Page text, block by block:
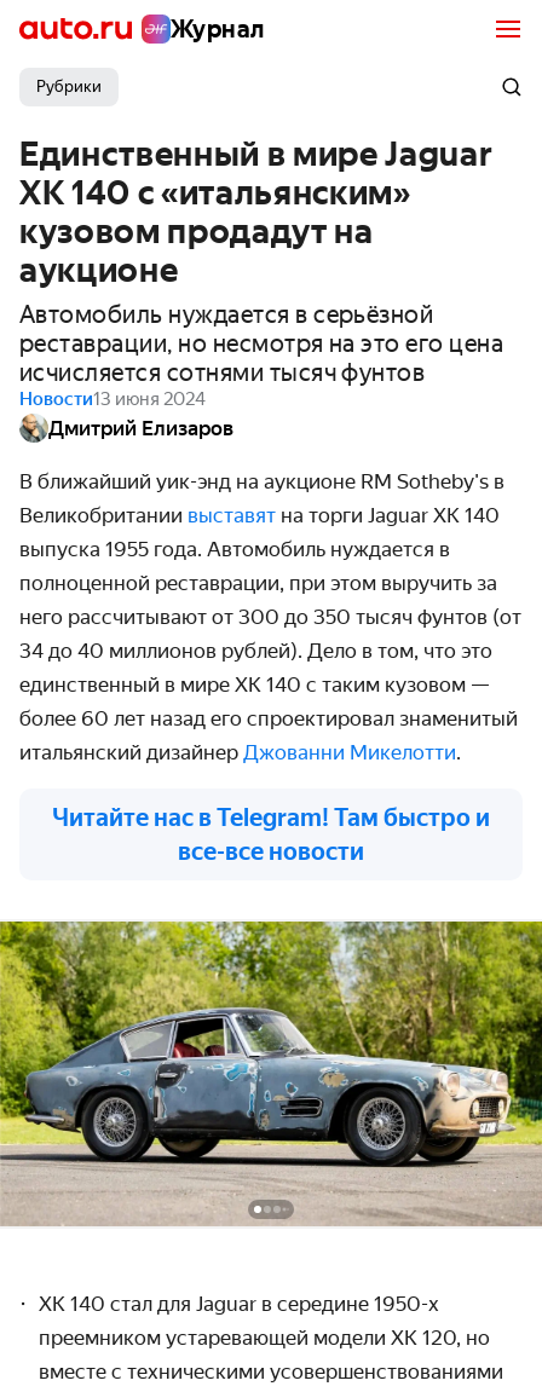
Журнал
Рубрики
Единственный в мире Jaguar
XK 140 с «итальянским»
кузовом продадут на
аукционе
Автомобиль нуждается в серьёзной
реставрации, но несмотря на это его цена
исчисляется сотнями тысяч фунтов
Новости13 июня 2024
Дмитрий Елизаров
В ближайший уик-энд на аукционе RM Sotheby's в
Великобритании выставят на торги Jaguar XK 140
выпуска 1955 года. Автомобиль нуждается в
полноценной реставрации, при этом выручить за
него рассчитывают от 300 до 350 тысяч фунтов (от
34 до 40 миллионов рублей). Дело в том, что это
единственный в мире XK 140 с таким кузовом —
более 60 лет назад его спроектировал знаменитый
итальянский дизайнер Джованни Микелотти.
Читайте нас в Telegram! Там быстро и
все-все новости
XK 140 стал для Jaguar в середине 1950-х
преемником устаревающей модели XK 120, но
вместе с техническими усовершенствованиями